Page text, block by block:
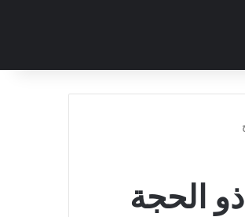
عروض ميرا مارت اليوم 30 يونيو 2026 الموافق 15 ذو الحجة